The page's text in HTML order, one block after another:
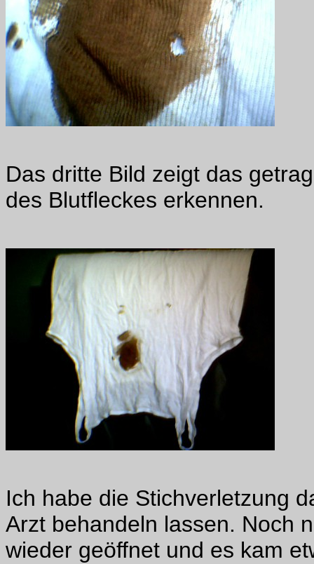
Das dritte Bild zeigt das
des Blutfleckes erkennen.
Ich habe die Stichverletzung
Arzt behandeln lassen. Noch
wieder geöffnet und es kam